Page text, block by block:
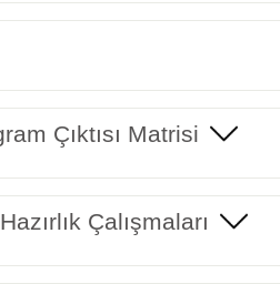
Çıktısı Matrisi
Çalışmaları